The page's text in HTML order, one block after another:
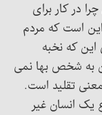
در کار برای
است که مردم
این که نخبه
به شخص بها نمی
تقلید است.
یک انسان غیر